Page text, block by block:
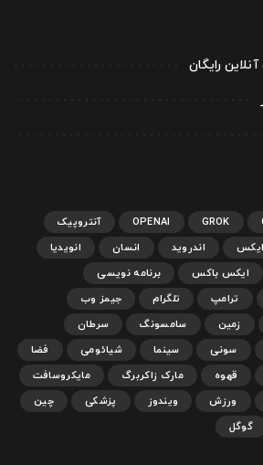
رایگان
GROK
OPENAI
آنتروپیک
اندروید انسان
انویدیا
ایکس باکس
برنامه نویسی
ترامپ تلگرام
جیمز وب
زمین سامسونگ
سرطان
سونی سینما شیائومی
فضا
قهوه مارک زاکربرگ
مایکروسافت
ورزش ویندوز پزشکی
چین
گوگل